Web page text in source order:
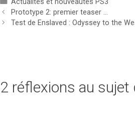
Prototype 2: premier teaser …
Test de Enslaved : Odyssey to the
2 réflexions au sujet